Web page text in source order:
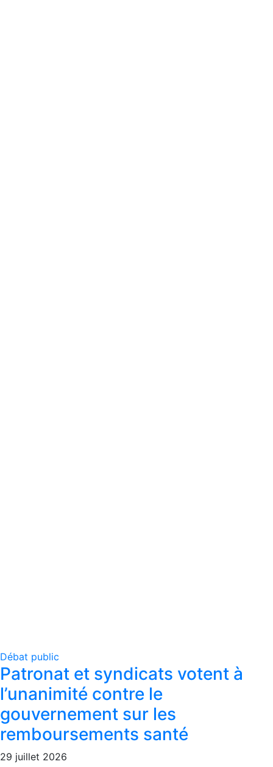
Débat public
Patronat et syndicats votent à
l’unanimité contre le
gouvernement sur les
remboursements santé
29 juillet 2026